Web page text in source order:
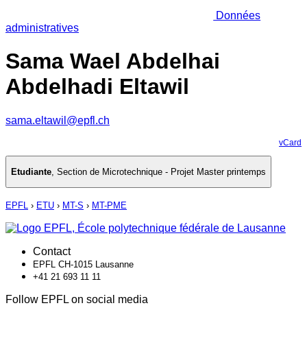
Données
administratives
Sama Wael Abdelhai
Abdelhadi Eltawil
sama.eltawil@epfl.ch
vCard
Etudiante, Section de Microtechnique - Projet Master printemps
EPFL › ETU › MT-S › MT-PME
Contact
EPFL CH-1015 Lausanne
+41 21 693 11 11
Follow EPFL on social media